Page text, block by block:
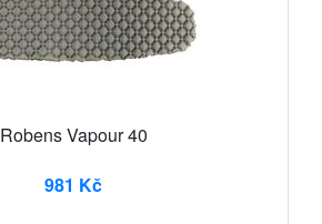
Robens Vapour 40
981 Kč